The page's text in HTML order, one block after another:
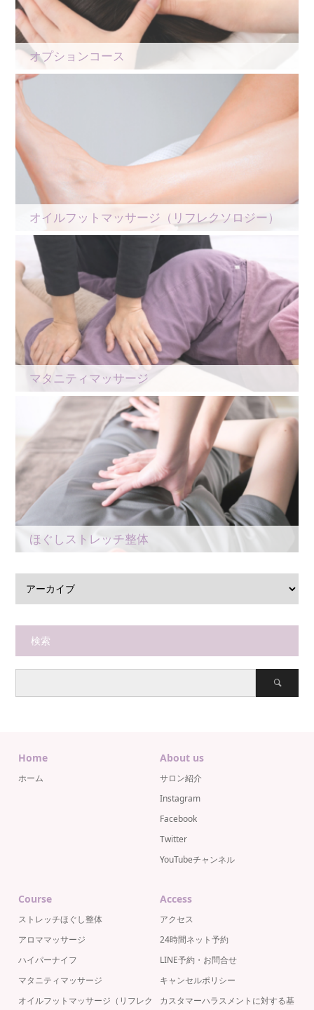
オプションコース
オイルフットマッサージ（リフレクソロジー）
マタニティマッサージ
ほぐしストレッチ整体
検索
Home
ホーム
About us
サロン紹介
Instagram
Facebook
Twitter
YouTubeチャンネル
Course
ストレッチほぐし整体
アロママッサージ
ハイパーナイフ
マタニティマッサージ
オイルフットマッサージ（リフレク
Access
アクセス
24時間ネット予約
LINE予約・お問合せ
キャンセルポリシー
カスタマーハラスメントに対する基